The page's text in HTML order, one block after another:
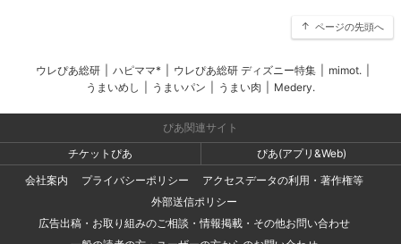
ページの先頭へ
ウレぴあ総研 ハピママ* ウレぴあ総研 ディズニー特集 mimot.
うまいめし
うまいパン うまい肉 Medery.
ぴあ関連サイト
チケットぴあ
ぴあ(アプリ&Web)
会社案内
プライバシーポリシー
アクセスデータの利用・著作権等
外部送信ポリシー
広告出稿・お取り組みのご相談・情報掲載・その他お問い合わせ